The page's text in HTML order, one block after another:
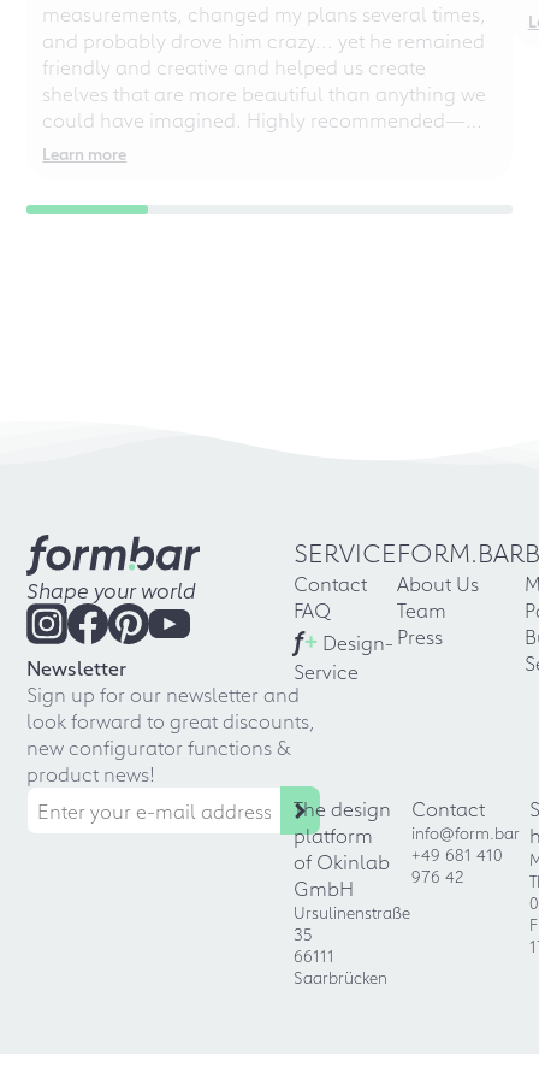
measurements, changed my plans several times,
and probably drove him crazy... yet he remained
friendly and creative and helped us create
shelves that are more beautiful than anything we
could have imagined. Highly recommended—
even for chaotic perfectionists!
Learn more
Shape your world
Newsletter
Sign up for our newsletter and
look forward to great discounts,
new configurator functions &
product news!
SERVICE
Contact
FAQ
f+ Design-
Service
FORM.BAR
About Us
Team
Press
The design
platform
of Okinlab
GmbH
Ursulinenstraße
35
66111
Saarbrücken
Contact
info@form.bar
+49 681 410
976 42